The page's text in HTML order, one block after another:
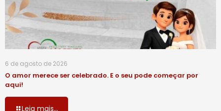
6 de agosto de 2026
O amor merece ser celebrado. E o seu pode começar por
aqui!
Leia mais...